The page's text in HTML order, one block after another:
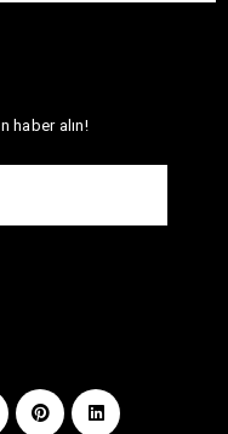
haber alın!